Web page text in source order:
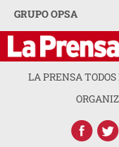
GRUPO OPSA
LA PRENSA TODOS